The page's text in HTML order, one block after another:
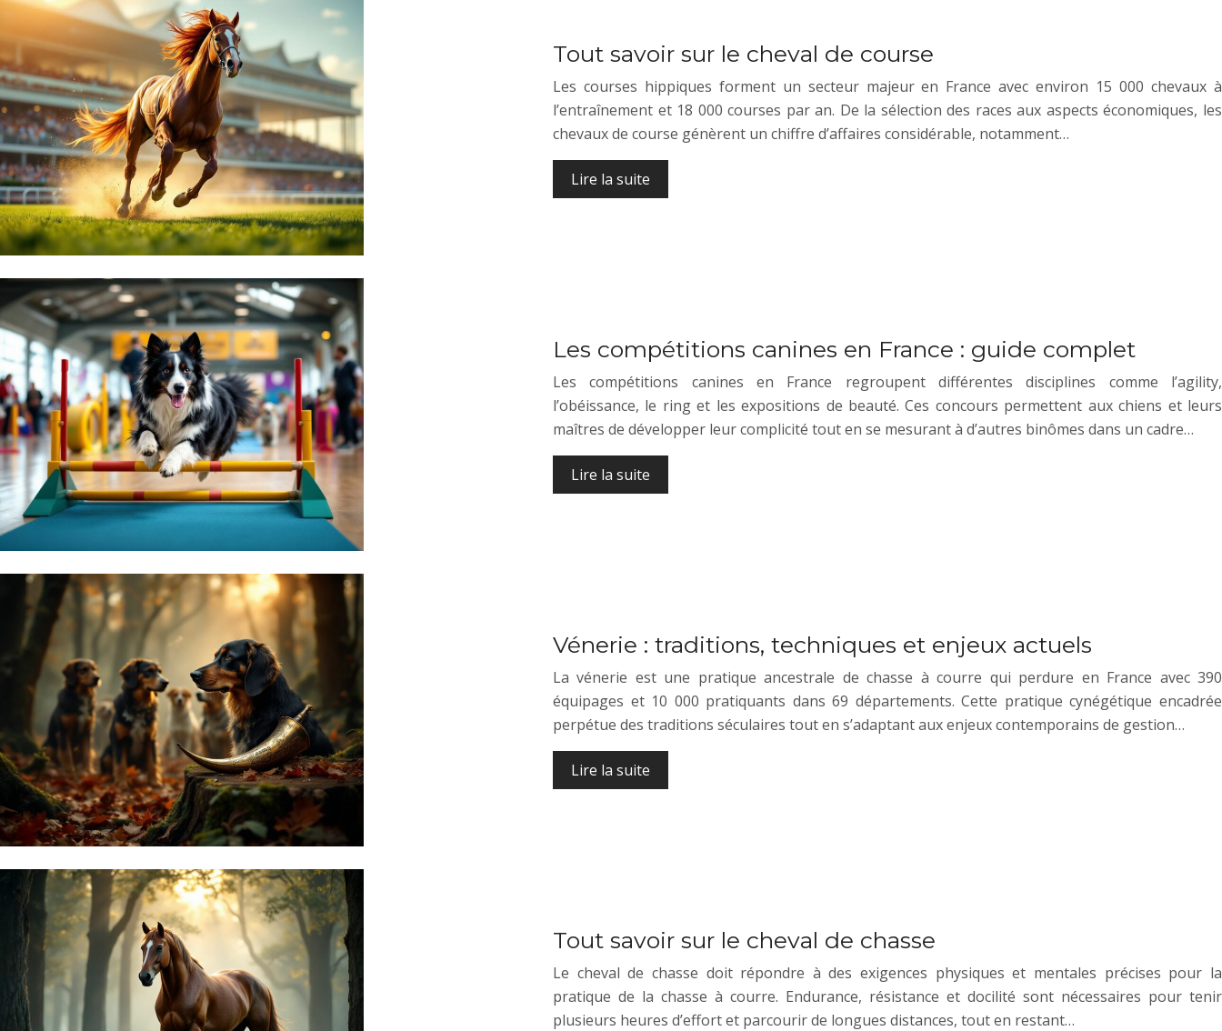
Tout savoir sur le cheval de course
Les courses hippiques forment un secteur majeur en France avec environ 15 000 chevaux à
l’entraînement et 18 000 courses par an. De la sélection des races aux aspects économiques, les
chevaux de course génèrent un chiffre d’affaires considérable, notamment…
Lire la suite
Les compétitions canines en France : guide complet
Les compétitions canines en France regroupent différentes disciplines comme l’agility,
l’obéissance, le ring et les expositions de beauté. Ces concours permettent aux chiens et leurs
maîtres de développer leur complicité tout en se mesurant à d’autres binômes dans un cadre…
Lire la suite
Vénerie : traditions, techniques et enjeux actuels
La vénerie est une pratique ancestrale de chasse à courre qui perdure en France avec 390
équipages et 10 000 pratiquants dans 69 départements. Cette pratique cynégétique encadrée
perpétue des traditions séculaires tout en s’adaptant aux enjeux contemporains de gestion…
Lire la suite
Tout savoir sur le cheval de chasse
Le cheval de chasse doit répondre à des exigences physiques et mentales précises pour la
pratique de la chasse à courre. Endurance, résistance et docilité sont nécessaires pour tenir
plusieurs heures d’effort et parcourir de longues distances, tout en restant…